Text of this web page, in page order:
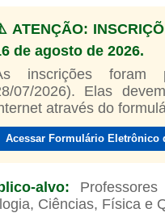
ATENÇÃO:
de agosto de 2026.
inscrições foram
07/2026). Elas
através do
Acessar Formulário
alvo:
Ciências, Física e